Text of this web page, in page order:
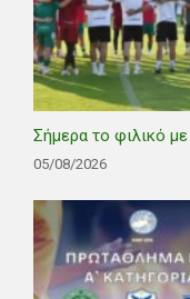
Σήμερα το φιλικό
05/08/2026